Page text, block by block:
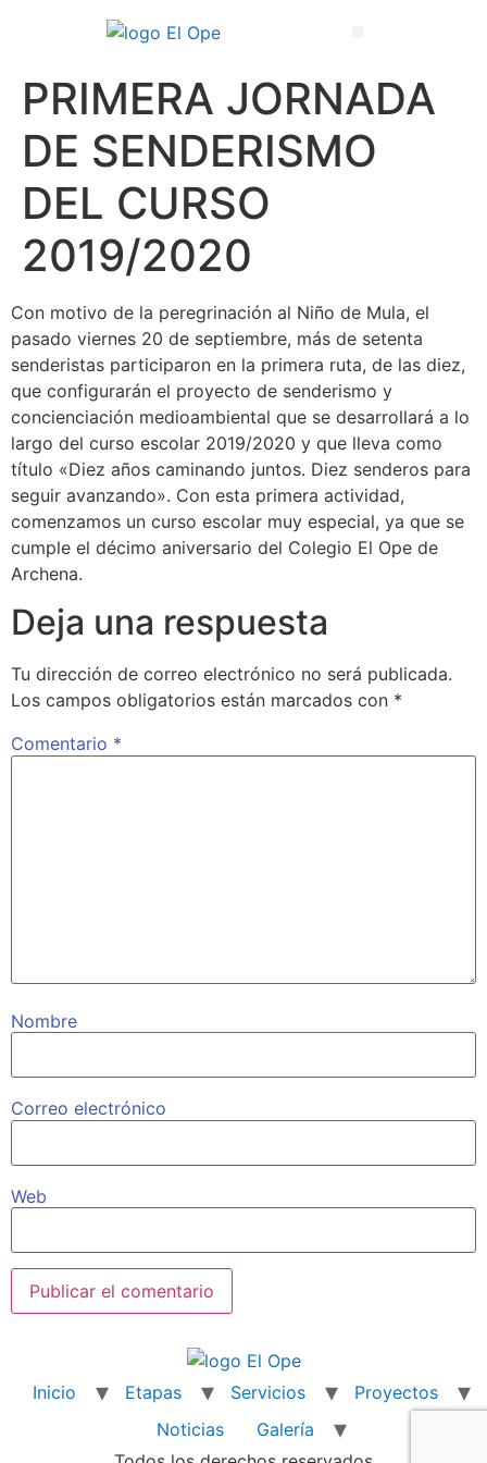
PRIMERA JORNADA
DE SENDERISMO
DEL CURSO
2019/2020
Con motivo de la peregrinación al Niño de Mula, el
pasado viernes 20 de septiembre, más de setenta
senderistas participaron en la primera ruta, de las diez,
que configurarán el proyecto de senderismo y
concienciación medioambiental que se desarrollará a lo
largo del curso escolar 2019/2020 y que lleva como
título «Diez años caminando juntos. Diez senderos para
seguir avanzando». Con esta primera actividad,
comenzamos un curso escolar muy especial, ya que se
cumple el décimo aniversario del Colegio El Ope de
Archena.
Deja una respuesta
Tu dirección de correo electrónico no será publicada.
Los campos obligatorios están marcados con *
Comentario *
Nombre
Correo electrónico
Web
Inicio Etapas Servicios
Proyectos
Noticias
Galería